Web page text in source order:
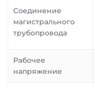
Соединение
магистрального
трубопровода
Рабочее
напряжение